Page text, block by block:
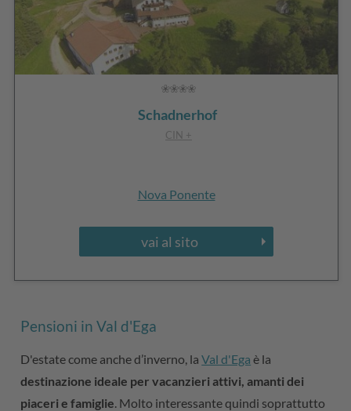
Schadnerhof
CIN +
Nova Ponente
vai al sito
Pensioni in Val d'Ega
D'estate come anche d’inverno, laVal d'Ega è la
destinazione ideale per vacanzieri attivi, amanti dei
piaceri e famiglie . Molto interessante quindi soprattutto